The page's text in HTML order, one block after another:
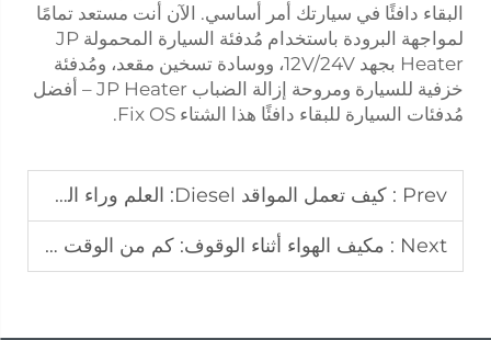
البقاء دافئًا في سيارتك أمر أساسي. الآن أنت مستعد تمامًا
لمواجهة البرودة باستخدام مُدفئة السيارة المحمولة JP
Heater بجهد 12V/24V، ووسادة تسخين مقعد، ومُدفئة
خزفية للسيارة ومروحة إزالة الضباب JP Heater – أفضل
مُدفئات السيارة للبقاء دافئًا هذا الشتاء Fix OS.
Prev : كيف تعمل المواقد Diesel: العلم وراء الحرارة
Next : مكيف الهواء أثناء الوقوف: كم من الوقت يمكنه العمل عند التوقف؟